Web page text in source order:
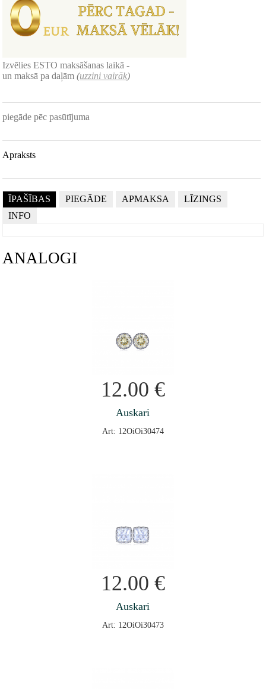
Izvēlies ESTO maksāšanas laikā -
un maksā pa daļām(uzzini vairāk)
piegāde pēc pasūtījuma
Apraksts
ĪPAŠĪBAS PIEGĀDE APMAKSA
LĪZINGS
INFO
ANALOGI
12.00 €
Auskari
Art: 12OiOi30474
12.00 €
Auskari
Art: 12OiOi30473